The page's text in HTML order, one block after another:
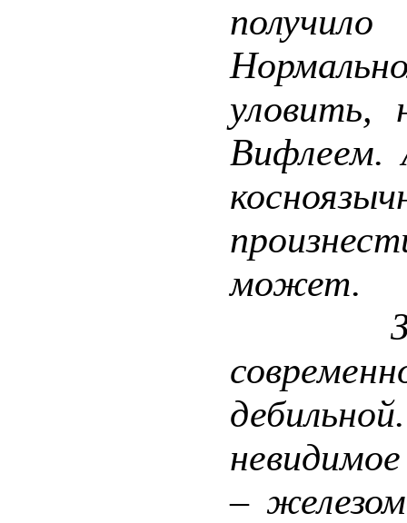
уловить,
Вифлеем.
может.
–